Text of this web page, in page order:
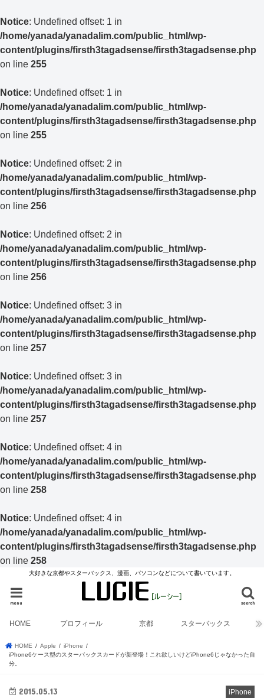
Notice: Undefined offset: 1 in
/home/yanada/yanadalim.com/public_html/wp-
content/plugins/firsth3tagadsense/firsth3tagadsense.php
on line 255
Notice: Undefined offset: 1 in
/home/yanada/yanadalim.com/public_html/wp-
content/plugins/firsth3tagadsense/firsth3tagadsense.php
on line 255
Notice: Undefined offset: 2 in
/home/yanada/yanadalim.com/public_html/wp-
content/plugins/firsth3tagadsense/firsth3tagadsense.php
on line 256
Notice: Undefined offset: 2 in
/home/yanada/yanadalim.com/public_html/wp-
content/plugins/firsth3tagadsense/firsth3tagadsense.php
on line 256
Notice: Undefined offset: 3 in
/home/yanada/yanadalim.com/public_html/wp-
content/plugins/firsth3tagadsense/firsth3tagadsense.php
on line 257
Notice: Undefined offset: 3 in
/home/yanada/yanadalim.com/public_html/wp-
content/plugins/firsth3tagadsense/firsth3tagadsense.php
on line 257
Notice: Undefined offset: 4 in
/home/yanada/yanadalim.com/public_html/wp-
content/plugins/firsth3tagadsense/firsth3tagadsense.php
on line 258
Notice: Undefined offset: 4 in
/home/yanada/yanadalim.com/public_html/wp-
content/plugins/firsth3tagadsense/firsth3tagadsense.php
on line 258
大好きな京都やスターバックス、漫画、パソコンなどについて書いています。
search
menu
HOME プロフィール 京都 スターバックス
HOME Apple
iPhone
iPhone6ケース型のスターバックスカードが新登場！これ欲しいけどiPhone6じゃなかった自
分。
iPhone
2015.05.13